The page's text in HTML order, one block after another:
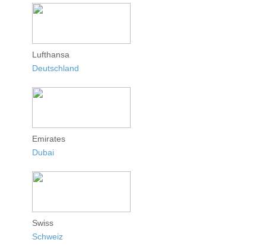
Lufthansa
Deutschland
Emirates
Dubai
Swiss
Schweiz